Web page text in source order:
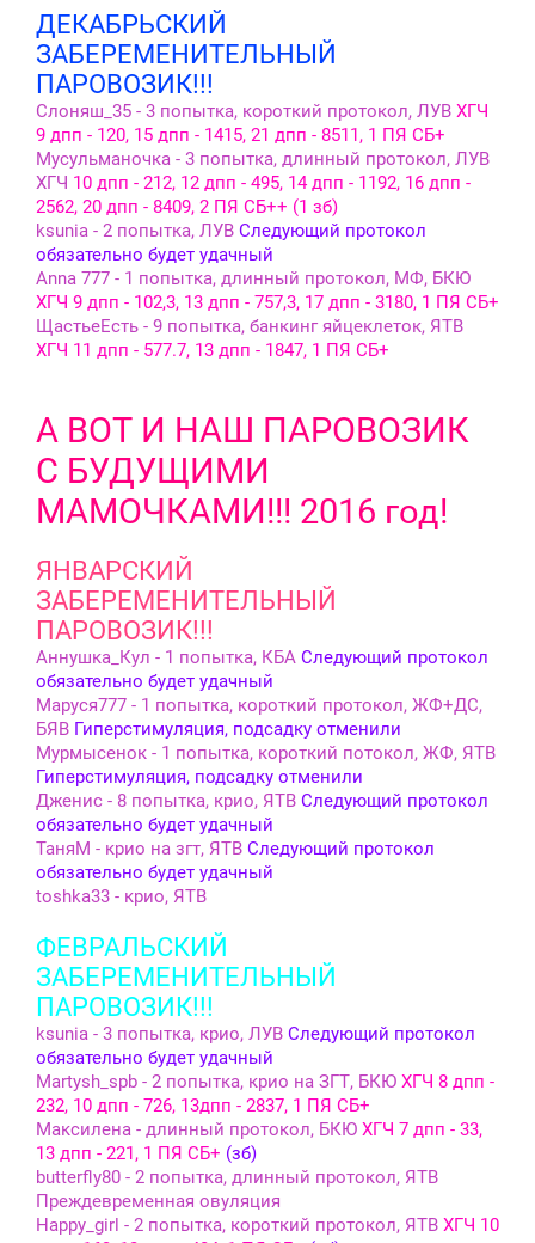
ДЕКАБРЬСКИЙ
ЗАБЕРЕМЕНИТЕЛЬНЫЙ
ПАРОВОЗИК!!!
Слоняш_35 - 3 попытка, короткий протокол, ЛУВ ХГЧ
9 дпп - 120, 15 дпп - 1415, 21 дпп - 8511, 1 ПЯ СБ+
Мусульманочка - 3 попытка, длинный протокол, ЛУВ
ХГЧ 10 дпп - 212, 12 дпп - 495, 14 дпп - 1192, 16 дпп -
2562, 20 дпп - 8409, 2 ПЯ СБ++ (1 зб)
ksunia - 2 попытка, ЛУВ Следующий протокол
обязательно будет удачный
Anna 777 - 1 попытка, длинный протокол, МФ, БКЮ
ХГЧ 9 дпп - 102,3, 13 дпп - 757,3, 17 дпп - 3180, 1 ПЯ СБ+
ЩастьеЕсть - 9 попытка, банкинг яйцеклеток, ЯТВ
ХГЧ 11 дпп - 577.7, 13 дпп - 1847, 1 ПЯ СБ+
А ВОТ И НАШ ПАРОВОЗИК
С БУДУЩИМИ
МАМОЧКАМИ!!! 2016 год!
ЯНВАРСКИЙ
ЗАБЕРЕМЕНИТЕЛЬНЫЙ
ПАРОВОЗИК!!!
Аннушка_Кул - 1 попытка, КБА Следующий протокол
обязательно будет удачный
Маруся777 - 1 попытка, короткий протокол, ЖФ+ДС,
БЯВ Гиперстимуляция, подсадку отменили
Мурмысенок - 1 попытка, короткий потокол, ЖФ, ЯТВ
Гиперстимуляция, подсадку отменили
Дженис - 8 попытка, крио, ЯТВ Следующий протокол
обязательно будет удачный
ТаняМ - крио на згт, ЯТВ Следующий протокол
обязательно будет удачный
toshka33 - крио, ЯТВ
ФЕВРАЛЬСКИЙ
ЗАБЕРЕМЕНИТЕЛЬНЫЙ
ПАРОВОЗИК!!!
ksunia - 3 попытка, крио, ЛУВ Следующий протокол
обязательно будет удачный
Martysh_spb - 2 попытка, крио на ЗГТ, БКЮ ХГЧ 8 дпп -
232, 10 дпп - 726, 13дпп - 2837, 1 ПЯ СБ+
Максилена - длинный протокол, БКЮ ХГЧ 7 дпп - 33,
13 дпп - 221, 1 ПЯ СБ+ (зб)
butterfly80 - 2 попытка, длинный протокол, ЯТВ
Преждевременная овуляция
Happy_girl - 2 попытка, короткий протокол, ЯТВ ХГЧ 10